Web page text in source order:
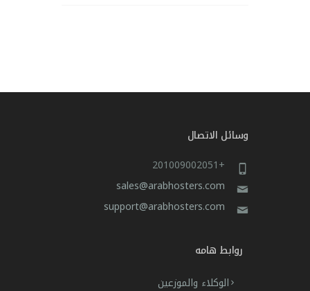
وسائل الاتصال
+201009002051
sales@arabhosters.com
support@arabhosters.com
روابط هامه
الوكلاء والموزعين